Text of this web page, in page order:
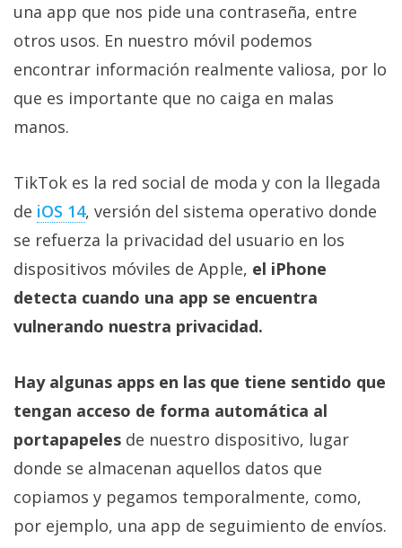
nosotros
/
Publicidad
/
opciones
privacidad
/
Aviso
Legal
El medio de
comunicación
digital donde
noticias sobre
tecnología,
móviles,
ordenadores,
apps,
informática,
videojuegos,
comparativas,
trucos y
tutoriales.
una app que nos pide una contraseña, entre
otros usos. En nuestro móvil podemos
encontrar información realmente valiosa, por lo
que es importante que no caiga en malas
manos.
TikTok es la red social de moda y con la llegada
de iOS 14, versión del sistema operativo donde
se refuerza la privacidad del usuario en los
dispositivos móviles de Apple, el iPhone
detecta cuando una app se encuentra
vulnerando nuestra privacidad.
Hay algunas apps en las que tiene sentido que
tengan acceso de forma automática al
portapapeles de nuestro dispositivo, lugar
donde se almacenan aquellos datos que
copiamos y pegamos temporalmente, como,
por ejemplo, una app de seguimiento de envíos.